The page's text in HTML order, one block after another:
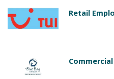
Retail